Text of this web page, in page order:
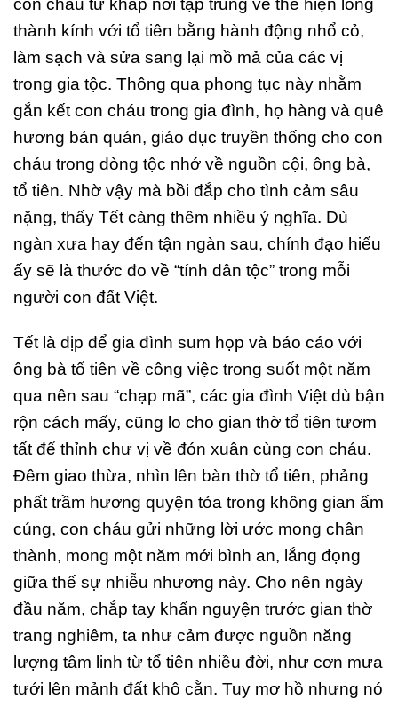
con cháu từ khắp nơi tập trung về thể hiện lòng
thành kính với tổ tiên bằng hành động nhổ cỏ,
làm sạch và sửa sang lại mồ mả của các vị
trong gia tộc. Thông qua phong tục này nhằm
gắn kết con cháu trong gia đình, họ hàng và quê
hương bản quán, giáo dục truyền thống cho con
cháu trong dòng tộc nhớ về nguồn cội, ông bà,
tổ tiên. Nhờ vậy mà bồi đắp cho tình cảm sâu
nặng, thấy Tết càng thêm nhiều ý nghĩa. Dù
ngàn xưa hay đến tận ngàn sau, chính đạo hiếu
ấy sẽ là thước đo về “tính dân tộc” trong mỗi
người con đất Việt.
Tết là dịp để gia đình sum họp và báo cáo với
ông bà tổ tiên về công việc trong suốt một năm
qua nên sau “chạp mã”, các gia đình Việt dù bận
rộn cách mấy, cũng lo cho gian thờ tổ tiên tươm
tất để thỉnh chư vị về đón xuân cùng con cháu.
Đêm giao thừa, nhìn lên bàn thờ tổ tiên, phảng
phất trầm hương quyện tỏa trong không gian ấm
cúng, con cháu gửi những lời ước mong chân
thành, mong một năm mới bình an, lắng đọng
giữa thế sự nhiễu nhương này. Cho nên ngày
đầu năm, chắp tay khấn nguyện trước gian thờ
trang nghiêm, ta như cảm được nguồn năng
lượng tâm linh từ tổ tiên nhiều đời, như cơn mưa
tưới lên mảnh đất khô cằn. Tuy mơ hồ nhưng nó